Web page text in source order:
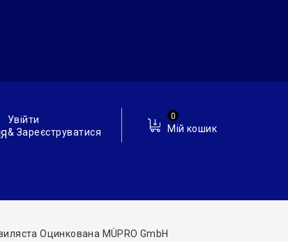
Мій кошик
0
Увійти
& Зареєструватися
Оцинкована MÜPRO GmbH